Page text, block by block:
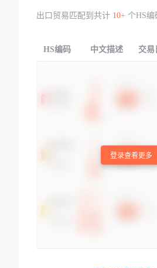
出口贸易匹配到共计 10+个HS编
HS编码 中文描述 交易
登录查看更多